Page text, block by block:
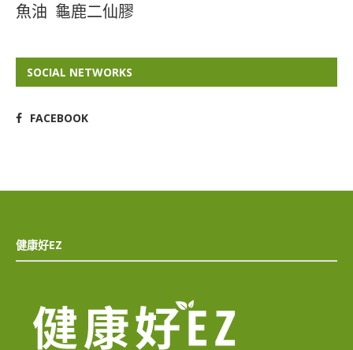
魚油 龜鹿二仙膠
SOCIAL NETWORKS
FACEBOOK
健康好EZ